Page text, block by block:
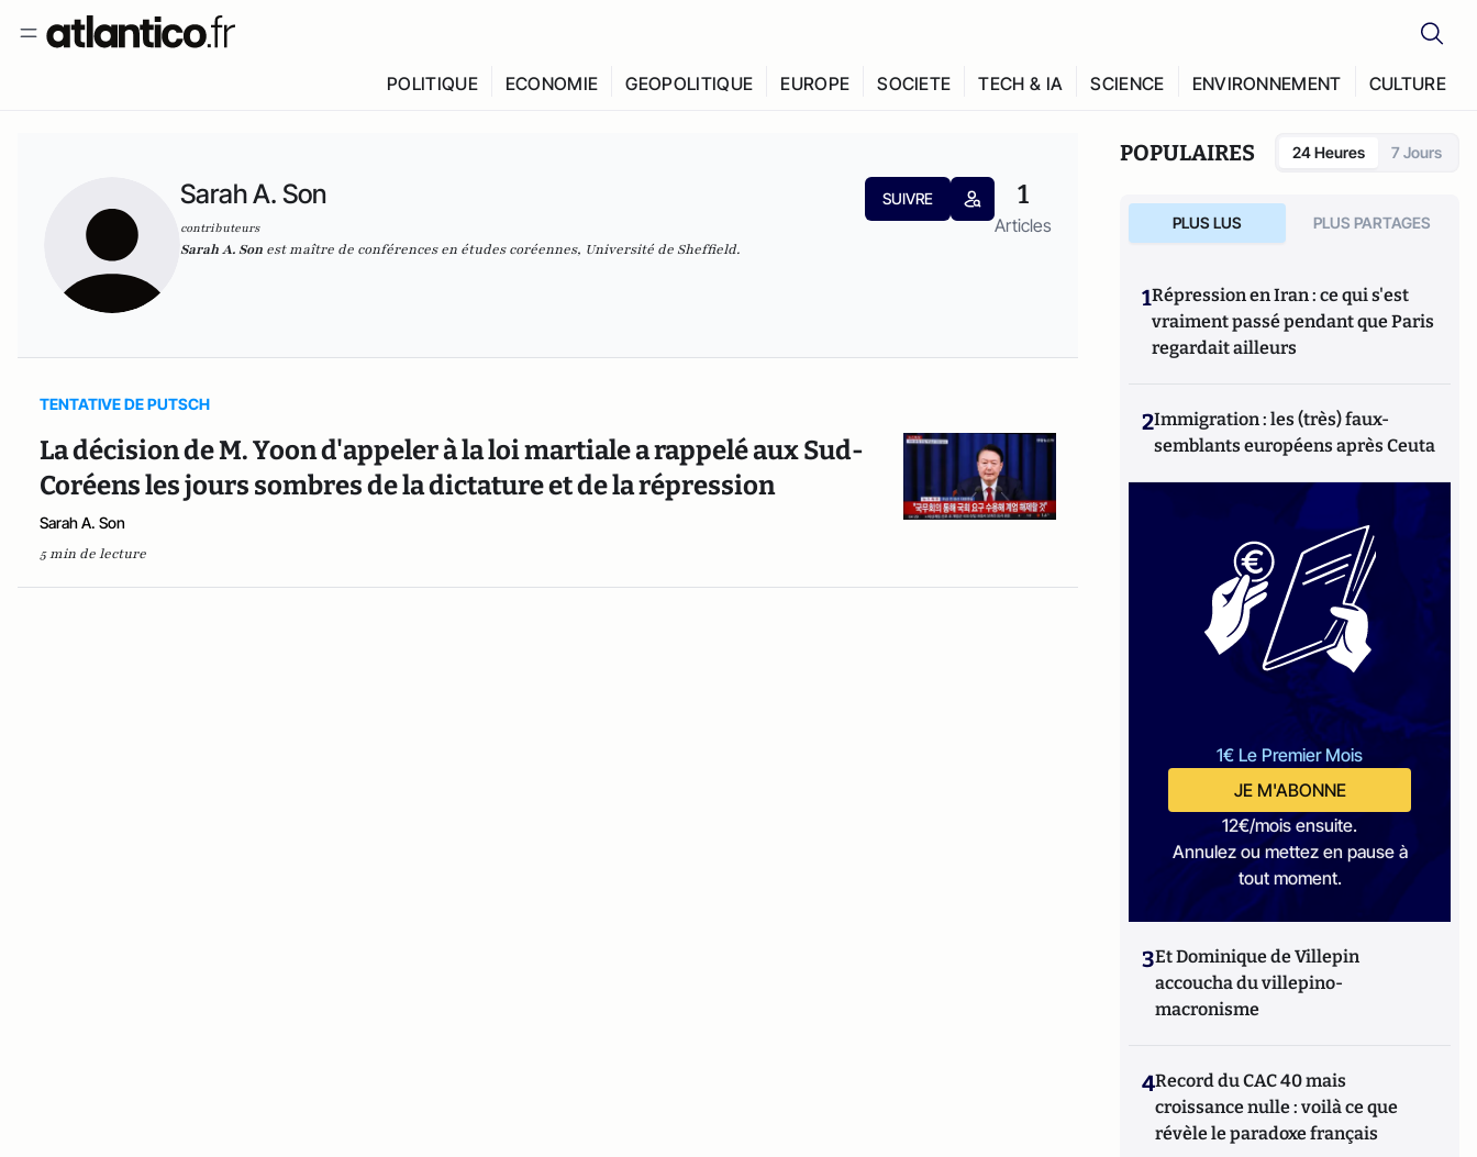
POLITIQUE ECONOMIE GEOPOLITIQUE EUROPE SOCIETE TECH & IA SCIENCE ENVIRONNEMENT CULTURE
Sarah A. Son
contributeurs
SUIVRE 1
Articles
Sarah A. Son est maître de conférences en études coréennes, Université de Sheffield.
TENTATIVE DE PUTSCH
La décision de M. Yoon d'appeler à la loi martiale a rappelé aux Sud-
Coréens les jours sombres de la dictature et de la répression
Sarah A. Son
5 min de lecture
POPULAIRES 24 Heures 7 Jours
PLUS LUS PLUS PARTAGES
1Répression en Iran : ce qui s'est
vraiment passé pendant que Paris
regardait ailleurs
2Immigration : les (très) faux-
semblants européens après Ceuta
1€ Le Premier Mois
JE M'ABONNE
12€/mois ensuite.
Annulez ou mettez en pause à
tout moment.
3Et Dominique de Villepin
accoucha du villepino-
macronisme
4Record du CAC 40 mais
croissance nulle : voilà ce que
révèle le paradoxe français